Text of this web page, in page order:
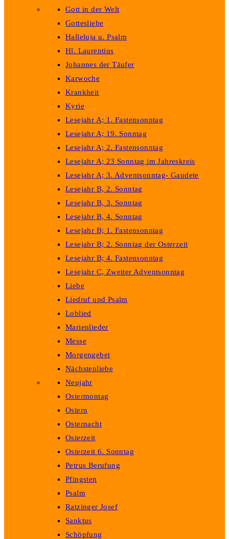
Gott in der Welt
Gottesliebe
Halleluja u. Psalm
Hl. Laurentius
Johannes der Täufer
Karwoche
Krankheit
Kyrie
Lesejahr A; 1. Fastensonntag
Lesejahr A; 19. Sonntag
Lesejahr A; 2. Fastensonntag
Lesejahr A; 23 Sonntag im Jahreskreis
Lesejahr A; 3. Adventsonntag- Gaudete
Lesejahr B, 2. Sonntag
Lesejahr B, 3. Sonntag
Lesejahr B, 4. Sonntag
Lesejahr B; 1. Fastensonntag
Lesejahr B; 2. Sonntag der Osterzeit
Lesejahr B; 4. Fastensonntag
Lesejahr C, Zweiter Adventsonntag
Liebe
Liedruf und Psalm
Loblied
Marienlieder
Messe
Morgengebet
Nächstenliebe
Neujahr
Ostermontag
Ostern
Osternacht
Osterzeit
Osterzeit 6. Sonntag
Petrus Berufung
Pfingsten
Psalm
Ratzinger Josef
Sanktus
Schöpfung